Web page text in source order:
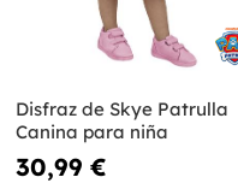
Disfraz de Skye Patrulla
Canina para niña
30,99 €